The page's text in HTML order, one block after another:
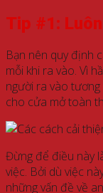
Tip #1:
Bạn nên quy định
mỗi khi ra vào. Vì
người ra vào
cho cửa mở toàn
Đừng để điều này
việc. Bởi dù việc
những vấn đề về